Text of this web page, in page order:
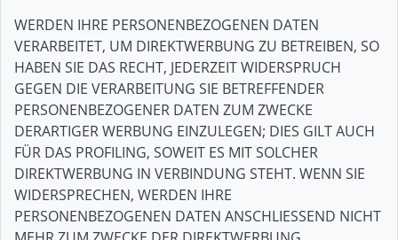
WERDEN IHRE PERSONENBEZOGENEN DATEN
VERARBEITET, UM DIREKTWERBUNG ZU BETREIBEN, SO
HABEN SIE DAS RECHT, JEDERZEIT WIDERSPRUCH
GEGEN DIE VERARBEITUNG SIE BETREFFENDER
PERSONENBEZOGENER DATEN ZUM ZWECKE
DERARTIGER WERBUNG EINZULEGEN; DIES GILT AUCH
FÜR DAS PROFILING, SOWEIT ES MIT SOLCHER
DIREKTWERBUNG IN VERBINDUNG STEHT. WENN SIE
WIDERSPRECHEN, WERDEN IHRE
PERSONENBEZOGENEN DATEN ANSCHLIESSEND NICHT